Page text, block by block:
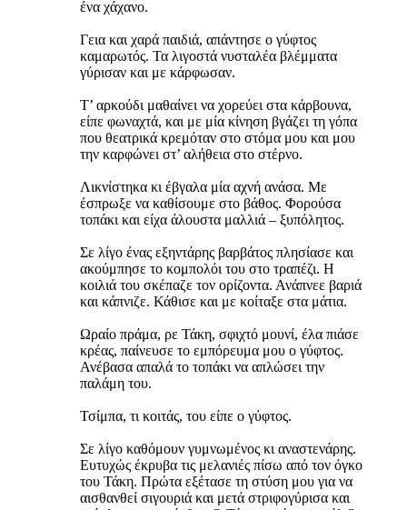
ένα χάχανο.
Γεια και χαρά παιδιά, απάντησε ο γύφτος
καμαρωτός. Τα λιγοστά νυσταλέα βλέμματα
γύρισαν και με κάρφωσαν.
Τ’ αρκούδι μαθαίνει να χορεύει στα κάρβουνα,
είπε φωναχτά, και με μία κίνηση βγάζει τη γόπα
που θεατρικά κρεμόταν στο στόμα μου και μου
την καρφώνει στ’ αλήθεια στο στέρνο.
Λικνίστηκα κι έβγαλα μία αχνή ανάσα. Με
έσπρωξε να καθίσουμε στο βάθος. Φορούσα
τοπάκι και είχα άλουστα μαλλιά – ξυπόλητος.
Σε λίγο ένας εξηντάρης βαρβάτος πλησίασε και
ακούμπησε το κομπολόι του στο τραπέζι. Η
κοιλιά του σκέπαζε τον ορίζοντα. Ανάπνεε βαριά
και κάπνιζε. Κάθισε και με κοίταξε στα μάτια.
Ωραίο πράμα, ρε Τάκη, σφιχτό μουνί, έλα πιάσε
κρέας, παίνευσε το εμπόρευμα μου ο γύφτος.
Ανέβασα απαλά το τοπάκι να απλώσει την
παλάμη του.
Τσίμπα, τι κοιτάς, του είπε ο γύφτος.
Σε λίγο καθόμουν γυμνωμένος κι αναστενάρης.
Ευτυχώς έκρυβα τις μελανιές πίσω από τον όγκο
του Τάκη. Πρώτα εξέτασε τη στύση μου για να
αισθανθεί σιγουριά και μετά στριφογύρισα και